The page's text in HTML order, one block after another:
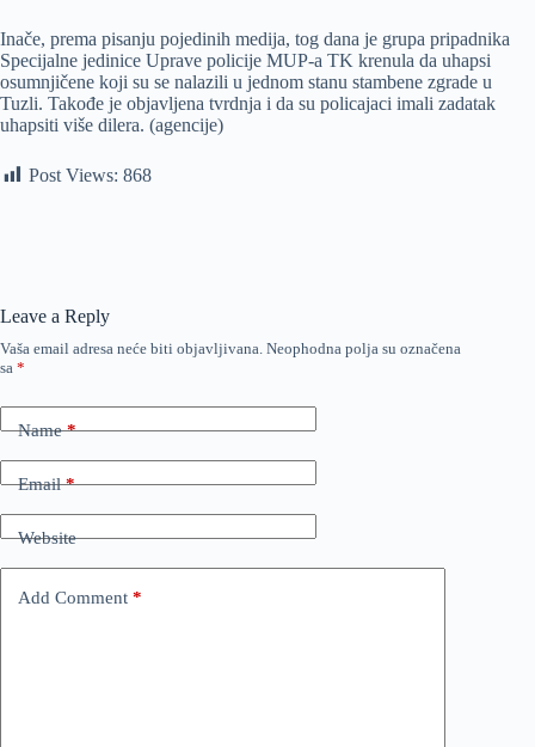
Inače, prema pisanju pojedinih medija, tog dana je grupa pripadnika
Specijalne jedinice Uprave policije MUP-a TK krenula da uhapsi
osumnjičene koji su se nalazili u jednom stanu stambene zgrade u
Tuzli. Takođe je objavljena tvrdnja i da su policajaci imali zadatak
uhapsiti više dilera. (agencije)
Post Views: 868
Leave a Reply
Vaša email adresa neće biti objavljivana. Neophodna polja su označena
sa *
Name*
Email*
Website
Add Comment *